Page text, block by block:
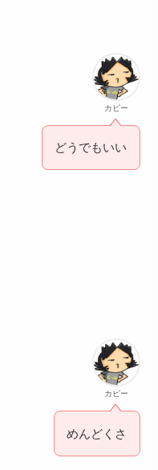
カピー
どうでもいい
カピー
めんどくさ